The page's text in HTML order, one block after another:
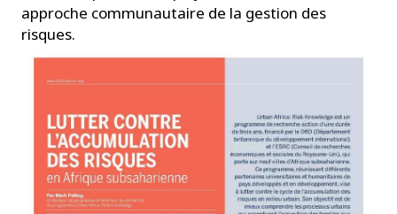
approche communautaire de la gestion des
risques.